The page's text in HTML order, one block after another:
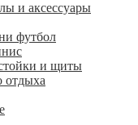
и аксессуары
футбол
и щиты
отдыха